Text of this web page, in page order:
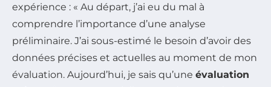
expérience : « Au départ, j’ai eu du mal à
comprendre l’importance d’une analyse
préliminaire. J’ai sous-estimé le besoin d’avoir des
données précises et actuelles au moment de mon
évaluation. Aujourd’hui, je sais qu’une évaluation